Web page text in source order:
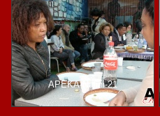
APEKA-Nalini-21